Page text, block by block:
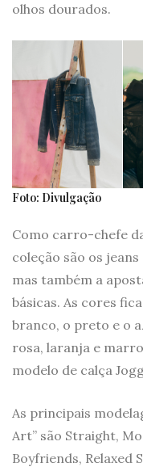
olhos dourados.
Foto: Divulgação
Como carro-chefe
coleção são os
mas também a
básicas. As cores
branco, o preto e o
rosa, laranja e
modelo de calça
As principais
Art” são Straight,
Boyfriends, Relaxed